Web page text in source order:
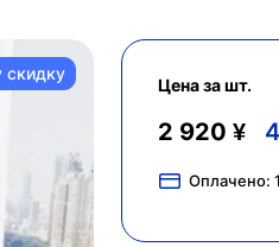
скидку
Цена за шт.
2 920 ¥
Оплачено: